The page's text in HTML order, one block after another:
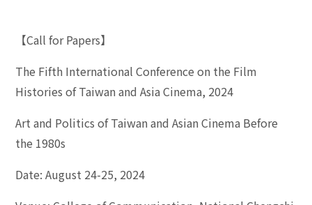
【Call for Papers】
The Fifth International Conference on the Film
Histories of Taiwan and Asia Cinema, 2024
Art and Politics of Taiwan and Asian Cinema Before
the 1980s
Date: August 24-25, 2024